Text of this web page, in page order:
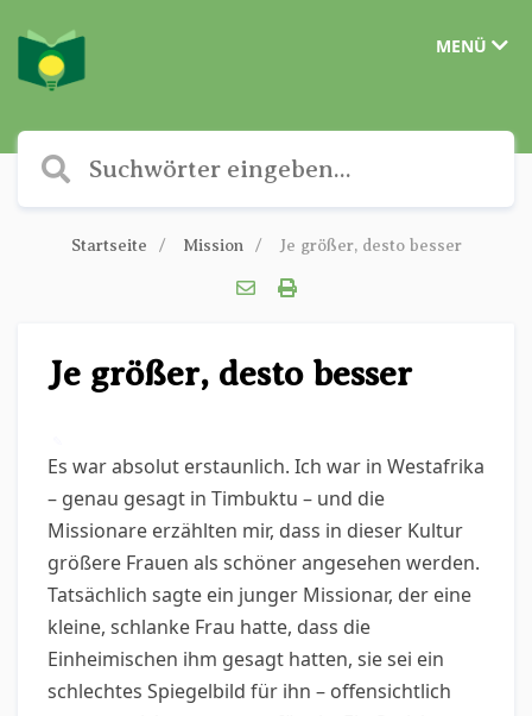
MENÜ
Startseite Mission Je größer, desto besser
Je größer, desto besser
Es war absolut erstaunlich. Ich war in Westafrika
– genau gesagt in Timbuktu – und die
Missionare erzählten mir, dass in dieser Kultur
größere Frauen als schöner angesehen werden.
Tatsächlich sagte ein junger Missionar, der eine
kleine, schlanke Frau hatte, dass die
Einheimischen ihm gesagt hatten, sie sei ein
schlechtes Spiegelbild für ihn – offensichtlich